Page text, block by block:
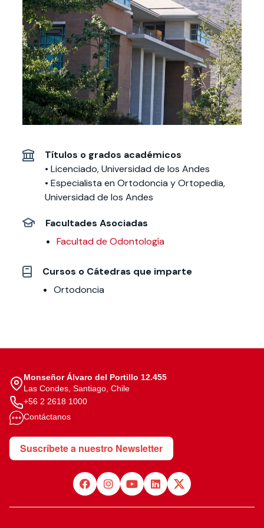
cursos
Especialidades y
estadías
Te puede
interesar:
International
students
Facultades
interesar:
2025
vinculación con la
sociedad
Extensión Cultural
Te puede interesar:Filantropía y Donaciones
intercambio
Servicios y apoyos
Te puede
interesar:
Explora el campus
Uandes
Noticias
estudiantiles
Títulos o grados académicos
• Licenciado, Universidad de los Andes
• Especialista en Ortodoncia y Ortopedia,
Universidad de los Andes
Facultades Asociadas
Facultad de Odontología
Cursos o Cátedras que imparte
Ortodoncia
Monseñor Álvaro del Portillo 12.455
Las Condes, Santiago, Chile
+56 2 2618 1000
Contáctanos
Suscríbete a nuestro Newsletter